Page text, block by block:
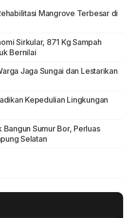
Mangrove Terbesar di
Sirkular, 871 Kg Sampah
Bernilai
Jaga Sungai dan Lestarikan
Kepedulian Lingkungan
Sumur Bor, Perluas
Selatan